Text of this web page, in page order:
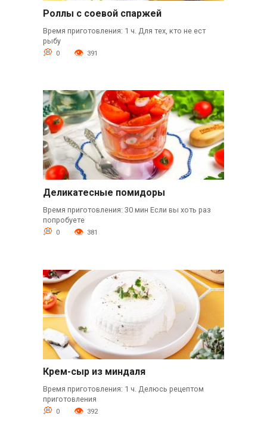
Роллы с соевой спаржей
Время приготовления: 1 ч. Для тех, кто не ест
рыбу
0 391
Деликатесные помидоры
Время приготовления: 30 мин Если вы хоть раз
попробуете
0 381
Крем-сыр из миндаля
Время приготовления: 1 ч. Делюсь рецептом
приготовления
0 392